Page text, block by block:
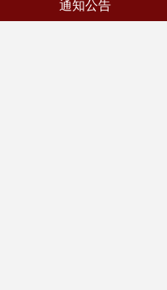
通知公告